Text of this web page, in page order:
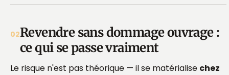
02Revendre sans dommage ouvrage :
ce qui se passe vraiment
Le risque n'est pas théorique — il se matérialise chez